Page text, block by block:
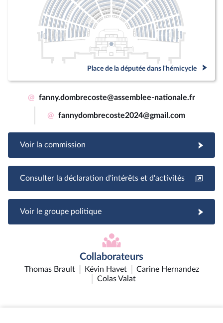
Place de la députée dans l'hémicycle
@ fanny.dombrecoste@assemblee-nationale.fr
@ fannydombrecoste2024@gmail.com
Voir la commission
Consulter la déclaration d'intérêts et d'activités
Voir le groupe politique
Collaborateurs
Thomas Brault Kévin Havet
Carine Hernandez
Colas Valat